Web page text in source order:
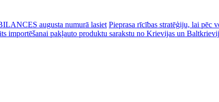
augusta numurā lasiet Pieprasa rīcības stratēģiju, lai pēc
importēšanai pakļauto produktu sarakstu no Krievijas un